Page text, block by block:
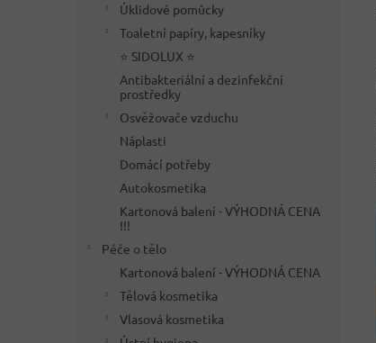
Úklidové pomůcky
Toaletní papíry, kapesníky
⭐ SIDOLUX ⭐
Antibakteriální a dezinfekční
prostředky
Osvěžovače vzduchu
Náplasti
Domácí potřeby
Autokosmetika
Kartonová balení - VÝHODNÁ CENA
!!!
Péče o tělo
Kartonová balení - VÝHODNÁ CENA
Tělová kosmetika
Vlasová kosmetika